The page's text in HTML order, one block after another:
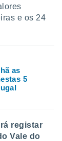
e os 24
as
5
registar
Vale do